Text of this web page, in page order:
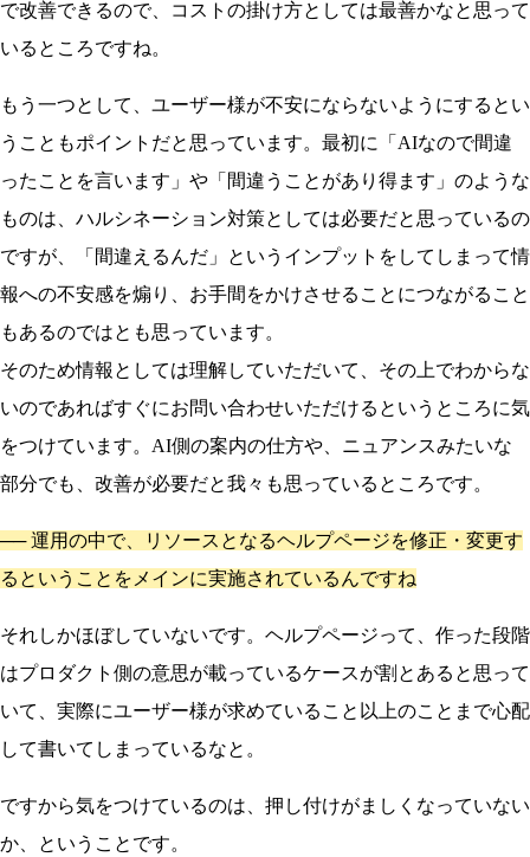
で改善できるので、コストの掛け方としては最善かなと思って
いるところですね。
もう一つとして、ユーザー様が不安にならないようにするとい
うこともポイントだと思っています。最初に「AIなので間違
ったことを言います」や「間違うことがあり得ます」のような
ものは、ハルシネーション対策としては必要だと思っているの
ですが、「間違えるんだ」というインプットをしてしまって情
報への不安感を煽り、お手間をかけさせることにつながること
もあるのではとも思っています。
そのため情報としては理解していただいて、その上でわからな
いのであればすぐにお問い合わせいただけるというところに気
をつけています。AI側の案内の仕方や、ニュアンスみたいな
部分でも、改善が必要だと我々も思っているところです。
── 運用の中で、リソースとなるヘルプページを修正・変更す
るということをメインに実施されているんですね
それしかほぼしていないです。ヘルプページって、作った段階
はプロダクト側の意思が載っているケースが割とあると思って
いて、実際にユーザー様が求めていること以上のことまで心配
して書いてしまっているなと。
ですから気をつけているのは、押し付けがましくなっていない
か、ということです。